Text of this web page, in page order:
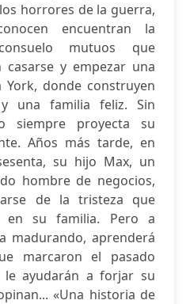
horrores de la guerra,
encuentran la
mutuos que
casarse y empezar una
donde construyen
una familia feliz. Sin
siempre proyecta su
Años más tarde, en
su hijo Max, un
hombre de negocios,
de la tristeza que
en su familia. Pero a
madurando, aprenderá
marcaron el pasado
ayudarán a forjar su
«Una historia de